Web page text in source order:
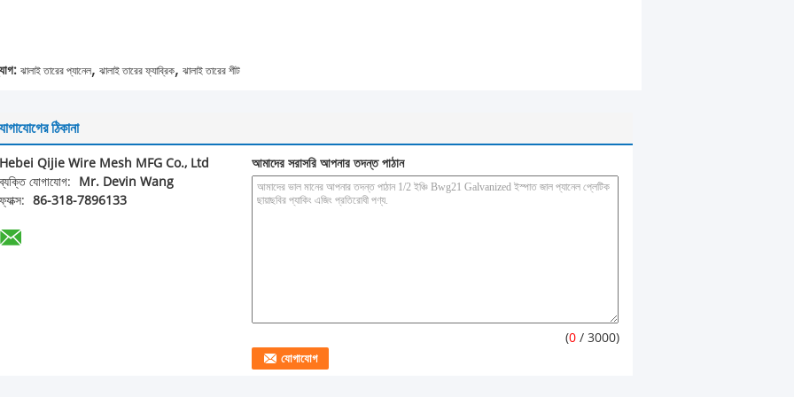
ঝালাই তারের প্যানেল, ঝালাই তারের ফ্যাব্রিক, ঝালাই তারের শীট
ঠিকানা
Hebei Qijie Wire Mesh MFG Co., Ltd
ব্যক্তি যোগাযোগ:
Mr. Devin Wang
ফ্যাক্স: 86-318-7896133
আমাদের সরাসরি আপনার তদন্ত পাঠান
(0 / 3000)